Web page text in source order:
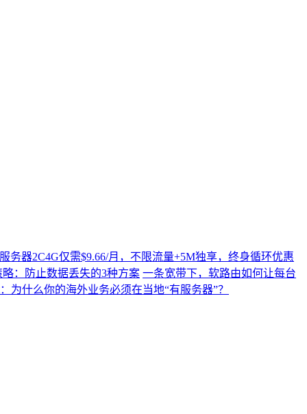
务器2C4G仅需$9.66/月，不限流量+5M独享，终身循环优惠
：防止数据丢失的3种方案 一条宽带下，软路由如何让每台
为什么你的海外业务必须在当地“有服务器”？